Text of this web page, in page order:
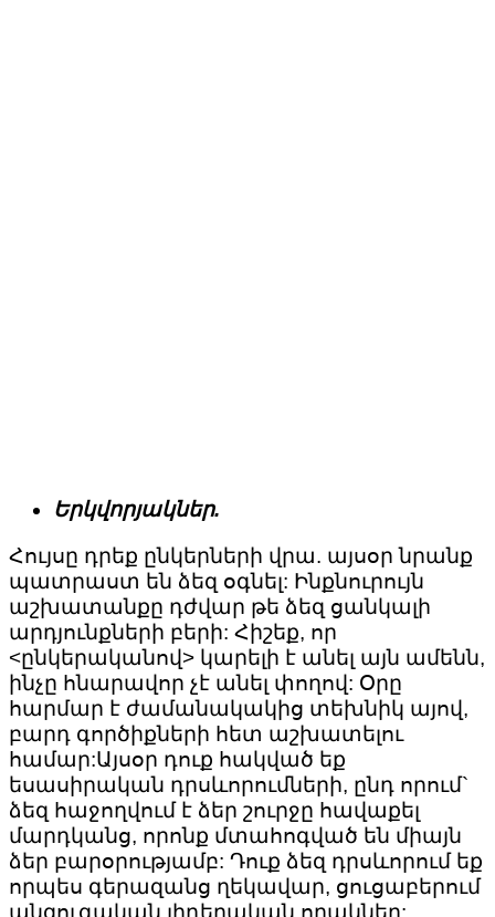
Երկվորյակներ.
Հույսը դրեք ընկերների վրա. այսօր նրանք
պատրաստ են ձեզ օգնել: Ինքնուրույն
աշխատանքը դժվար թե ձեզ ցանկալի
արդյունքների բերի: Հիշեք, որ
<ընկերականով> կարելի է անել այն ամենն,
ինչը հնարավոր չէ անել փողով: Օրը
հարմար է ժամանակակից տեխնիկ այով,
բարդ գործիքների հետ աշխատելու
համար:Այսօր դուք հակված եք
եսասիրական դրսևորումների, ընդ որում`
ձեզ հաջողվում է ձեր շուրջը հավաքել
մարդկանց, որոնք մտահոգված են միայն
ձեր բարօրությամբ: Դուք ձեզ դրսևորում եք
որպես գերազանց ղեկավար, ցուցաբերում
անզուգական լիդերական որակներ: